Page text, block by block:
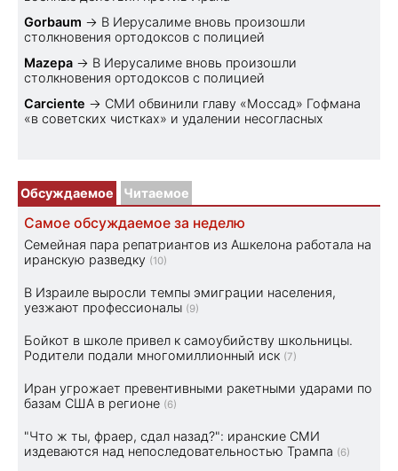
Gorbaum → В Иерусалиме вновь произошли
столкновения ортодоксов с полицией
Mazepa → В Иерусалиме вновь произошли
столкновения ортодоксов с полицией
Carciente → СМИ обвинили главу «Моссад» Гофмана
«в советских чистках» и удалении несогласных
Обсуждаемое Читаемое
Самое обсуждаемое за неделю
Семейная пара репатриантов из Ашкелона работала на
иранскую разведку (10)
В Израиле выросли темпы эмиграции населения,
уезжают профессионалы (9)
Бойкот в школе привел к самоубийству школьницы.
Родители подали многомиллионный иск (7)
Иран угрожает превентивными ракетными ударами по
базам США в регионе (6)
"Что ж ты, фраер, сдал назад?": иранские СМИ
издеваются над непоследовательностью Трампа (6)